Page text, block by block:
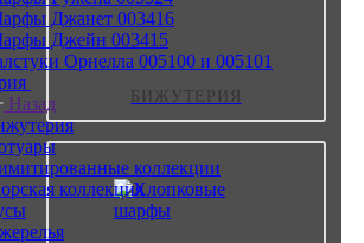
БИЖУТЕРИЯ
Джанет 003416
Джейн 003415
Орнелла 005100 и 005101
Назад
коллекции
коллекция